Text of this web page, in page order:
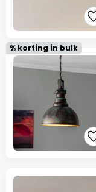
% korting in bulk